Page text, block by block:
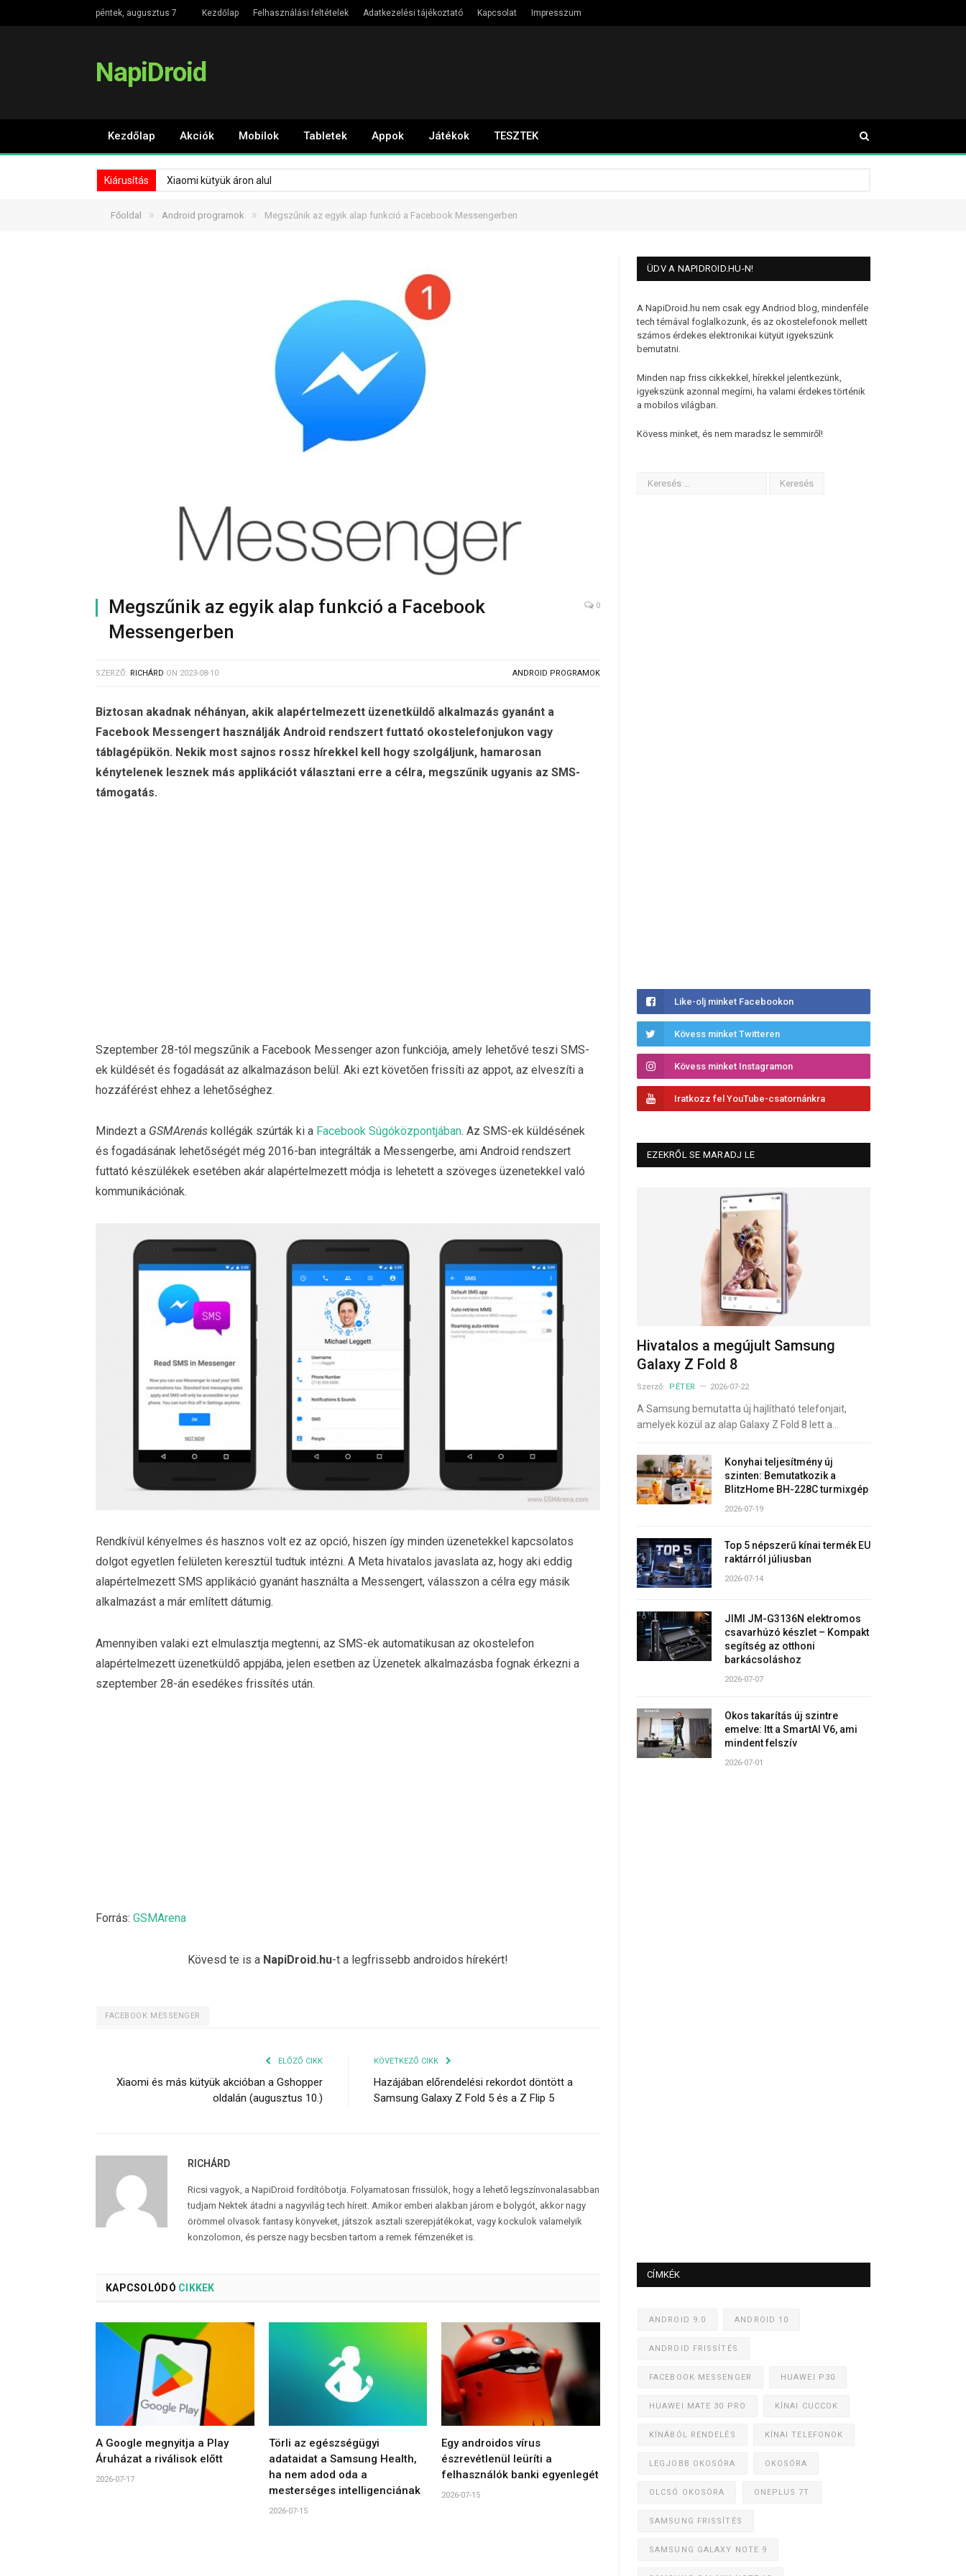
péntek, augusztus 7 Kezdőlap Felhasználási feltételek Adatkezelési tájékoztató Kapcsolat Impresszum
NapiDroid
Kezdőlap Akciók Mobilok Tabletek Appok Játékok TESZTEK
Kiárusítás Xiaomi kütyük áron alul
Főoldal » Android programok » Megszűnik az egyik alap funkció a Facebook Messengerben
Megszűnik az egyik alap funkció a Facebook
Messengerben
0
SZERZŐ: RICHÁRD ON 2023-08-10 ANDROID PROGRAMOK
Biztosan akadnak néhányan, akik alapértelmezett üzenetküldő alkalmazás gyanánt a
Facebook Messengert használják Android rendszert futtató okostelefonjukon vagy
táblagépükön. Nekik most sajnos rossz hírekkel kell hogy szolgáljunk, hamarosan
kénytelenek lesznek más applikációt választani erre a célra, megszűnik ugyanis az SMS-
támogatás.
Szeptember 28-tól megszűnik a Facebook Messenger azon funkciója, amely lehetővé teszi SMS-
ek küldését és fogadását az alkalmazáson belül. Aki ezt követően frissíti az appot, az elveszíti a
hozzáférést ehhez a lehetőséghez.
Mindezt a GSMArenás kollégák szúrták ki a Facebook Súgóközpontjában. Az SMS-ek küldésének
és fogadásának lehetőségét még 2016-ban integrálták a Messengerbe, ami Android rendszert
futtató készülékek esetében akár alapértelmezett módja is lehetett a szöveges üzenetekkel való
kommunikációnak.
Rendkívül kényelmes és hasznos volt ez az opció, hiszen így minden üzenetekkel kapcsolatos
dolgot egyetlen felületen keresztül tudtuk intézni. A Meta hivatalos javaslata az, hogy aki eddig
alapértelmezett SMS applikáció gyanánt használta a Messengert, válasszon a célra egy másik
alkalmazást a már említett dátumig.
Amennyiben valaki ezt elmulasztja megtenni, az SMS-ek automatikusan az okostelefon
alapértelmezett üzenetküldő appjába, jelen esetben az Üzenetek alkalmazásba fognak érkezni a
szeptember 28-án esedékes frissítés után.
Forrás: GSMArena
Kövesd te is a NapiDroid.hu-t a legfrissebb androidos hírekért!
FACEBOOK MESSENGER
ELŐZŐ CIKK
Xiaomi és más kütyük akcióban a Gshopper
oldalán (augusztus 10.)
KÖVETKEZŐ CIKK
Hazájában előrendelési rekordot döntött a
Samsung Galaxy Z Fold 5 és a Z Flip 5
RICHÁRD
Ricsi vagyok, a NapiDroid fordítóbotja. Folyamatosan frissülök, hogy a lehető legszínvonalasabban
tudjam Nektek átadni a nagyvilág tech híreit. Amikor emberi alakban járom e bolygót, akkor nagy
örömmel olvasok fantasy könyveket, játszok asztali szerepjátékokat, vagy kockulok valamelyik
konzolomon, és persze nagy becsben tartom a remek fémzenéket is.
KAPCSOLÓDÓ CIKKEK
A Google megnyitja a Play
Áruházat a riválisok előtt
2026-07-17
Törli az egészségügyi
adataidat a Samsung Health,
ha nem adod oda a
mesterséges intelligenciának
2026-07-15
Egy androidos vírus
észrevétlenül leüríti a
felhasználók banki egyenlegét
2026-07-15
ÜDV A NAPIDROID.HU-N!
A NapiDroid.hu nem csak egy Andriod blog, mindenféle
tech témával foglalkozunk, és az okostelefonok mellett
számos érdekes elektronikai kütyüt igyekszünk
bemutatni.
Minden nap friss cikkekkel, hírekkel jelentkezünk,
igyekszünk azonnal megírni, ha valami érdekes történik
a mobilos világban.
Kövess minket, és nem maradsz le semmiről!
Like-olj minket Facebookon
Kövess minket Twitteren
Kövess minket Instagramon
Iratkozz fel YouTube-csatornánkra
EZEKRŐL SE MARADJ LE
Hivatalos a megújult Samsung
Galaxy Z Fold 8
Szerző: PÉTER 2026-07-22
A Samsung bemutatta új hajlítható telefonjait,
amelyek közül az alap Galaxy Z Fold 8 lett a…
Konyhai teljesítmény új
szinten: Bemutatkozik a
BlitzHome BH-228C turmixgép
2026-07-19
Top 5 népszerű kínai termék EU
raktárról júliusban
2026-07-14
JIMI JM-G3136N elektromos
csavarhúzó készlet – Kompakt
segítség az otthoni
barkácsoláshoz
2026-07-07
Okos takarítás új szintre
emelve: Itt a SmartAI V6, ami
mindent felszív
2026-07-01
CÍMKÉK
ANDROID 9.0 ANDROID 10
ANDROID FRISSÍTÉS
FACEBOOK MESSENGER HUAWEI P30
HUAWEI MATE 30 PRO KÍNAI CUCCOK
KÍNÁBÓL RENDELÉS KÍNAI TELEFONOK
LEGJOBB OKOSÓRA OKOSÓRA
OLCSÓ OKOSÓRA ONEPLUS 7T
SAMSUNG FRISSÍTÉS
SAMSUNG GALAXY NOTE 9